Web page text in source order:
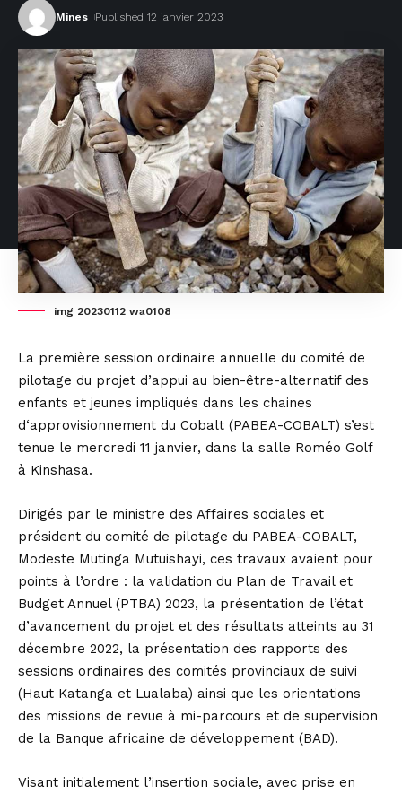
Mines Published 12 janvier 2023
img 20230112 wa0108
La première session ordinaire annuelle du comité de
pilotage du projet d’appui au bien-être-alternatif des
enfants et jeunes impliqués dans les chaines
d‘approvisionnement du Cobalt (PABEA-COBALT) s’est
tenue le mercredi 11 janvier, dans la salle Roméo Golf
à Kinshasa.
Dirigés par le ministre des Affaires sociales et
président du comité de pilotage du PABEA-COBALT,
Modeste Mutinga Mutuishayi, ces travaux avaient pour
points à l’ordre : la validation du Plan de Travail et
Budget Annuel (PTBA) 2023, la présentation de l’état
d’avancement du projet et des résultats atteints au 31
décembre 2022, la présentation des rapports des
sessions ordinaires des comités provinciaux de suivi
(Haut Katanga et Lualaba) ainsi que les orientations
des missions de revue à mi-parcours et de supervision
de la Banque africaine de développement (BAD).
Visant initialement l’insertion sociale, avec prise en